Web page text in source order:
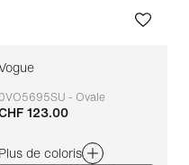
0VO5695SU - Ovale
123.00
Plus de coloris